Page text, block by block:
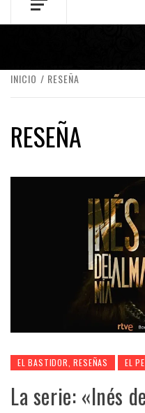
INICIO RESEÑA
RESEÑA
EL BASTIDOR, RESEÑAS EL
La serie: «Inés